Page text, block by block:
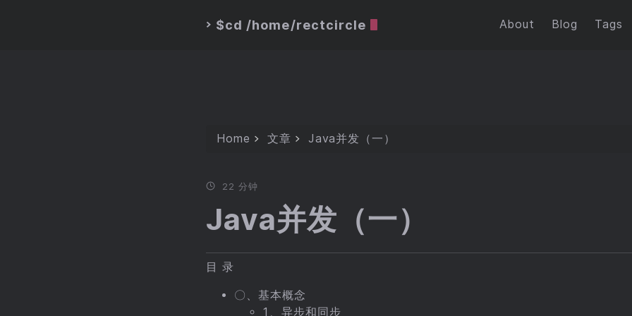
> $cd /home/rectcircle About Blog Tags
Home 文章 Java并发（一）
22 分钟
Java并发（一）
目 录
〇、基本概念
1、异步和同步